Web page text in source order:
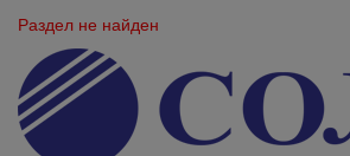
Раздел не найден